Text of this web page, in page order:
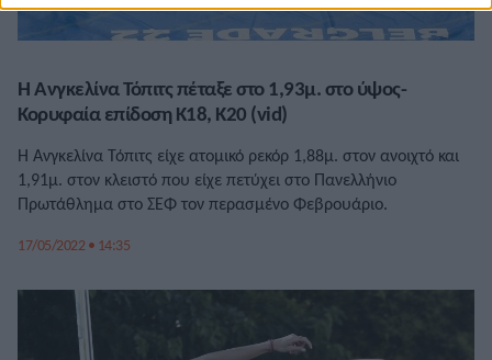
Η Ανγκελίνα Τόπιτς πέταξε στο 1,93μ. στο ύψος-
Κορυφαία επίδοση Κ18, Κ20 (vid)
Η Ανγκελίνα Τόπιτς είχε ατομικό ρεκόρ 1,88μ. στον ανοιχτό και
1,91μ. στον κλειστό που είχε πετύχει στο Πανελλήνιο
Πρωτάθλημα στο ΣΕΦ τον περασμένο Φεβρουάριο.
17/05/2022 • 14:35